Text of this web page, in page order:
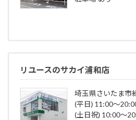
リユースのサカイ浦和店
埼玉県さいたま市
(平日) 11:00～
(土日祝) 10:00～